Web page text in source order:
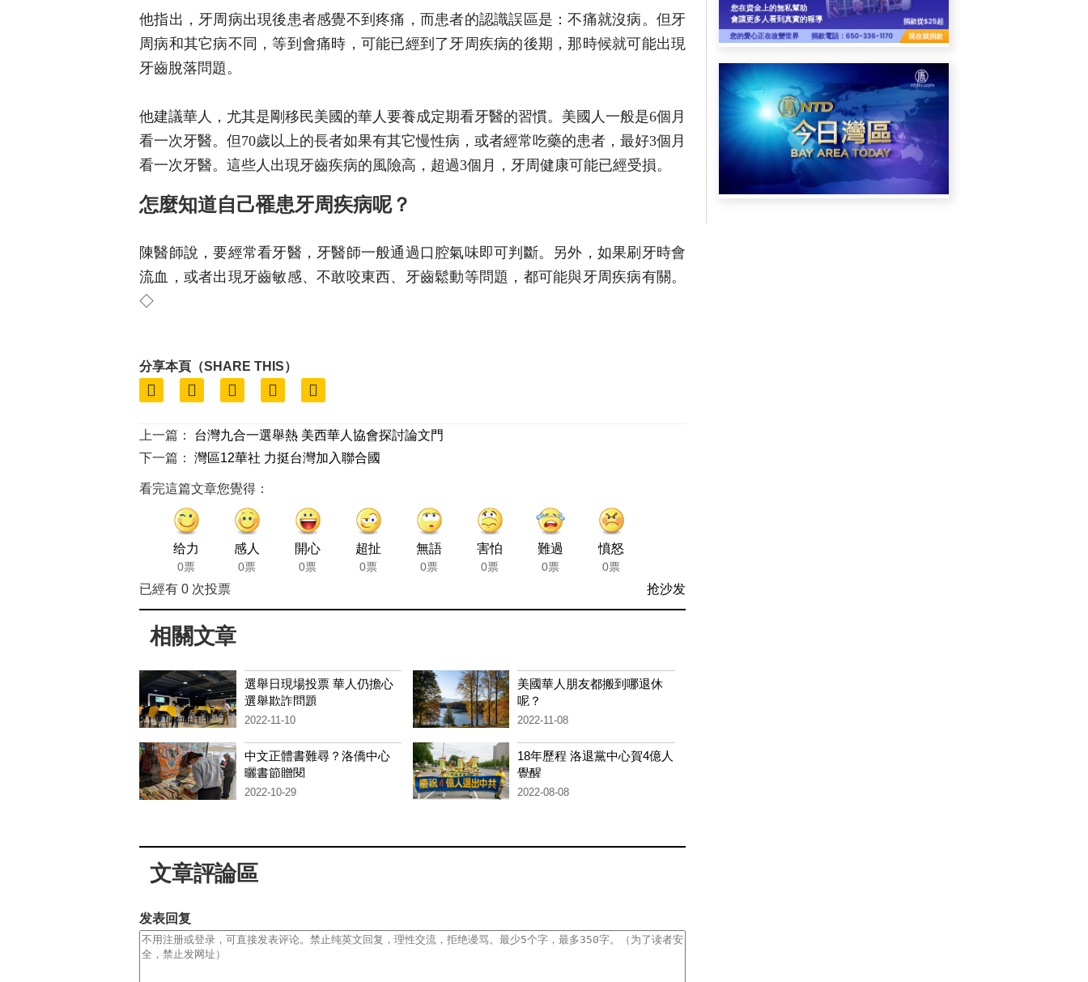
他指出，牙周病出現後患者感覺不到疼痛，而患者的認識誤區是：不痛就沒病。但牙
周病和其它病不同，等到會痛時，可能已經到了牙周疾病的後期，那時候就可能出現
牙齒脫落問題。
他建議華人，尤其是剛移民美國的華人要養成定期看牙醫的習慣。美國人一般是6個月
看一次牙醫。但70歲以上的長者如果有其它慢性病，或者經常吃藥的患者，最好3個月
看一次牙醫。這些人出現牙齒疾病的風險高，超過3個月，牙周健康可能已經受損。
怎麼知道自己罹患牙周疾病呢？
陳醫師說，要經常看牙醫，牙醫師一般通過口腔氣味即可判斷。另外，如果刷牙時會
流血，或者出現牙齒敏感、不敢咬東西、牙齒鬆動等問題，都可能與牙周疾病有關。
◇
分享本頁（SHARE THIS）
上一篇：
台灣九合一選舉熱 美西華人協會探討論文門
下一篇：
灣區12華社 力挺台灣加入聯合國
看完這篇文章您覺得：
给力
0票
感人
0票
開心
0票
超扯
0票
無語
0票
害怕
0票
難過
0票
憤怒
0票
已經有 0 次投票 抢沙发
相關文章
選舉日現場投票 華人仍擔心
選舉欺詐問題
2022-11-10
美國華人朋友都搬到哪退休
呢？
2022-11-08
中文正體書難尋？洛僑中心
曬書節贈閱
2022-10-29
18年歷程 洛退黨中心賀4億人
覺醒
2022-08-08
文章評論區
发表回复